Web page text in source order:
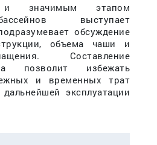
значимым этапом
выступает
обсуждение
объема чаши и
Составление
позволит избежать
и временных трат
эксплуатации